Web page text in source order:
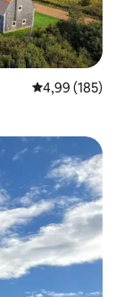
Średnia
4,99 (185)